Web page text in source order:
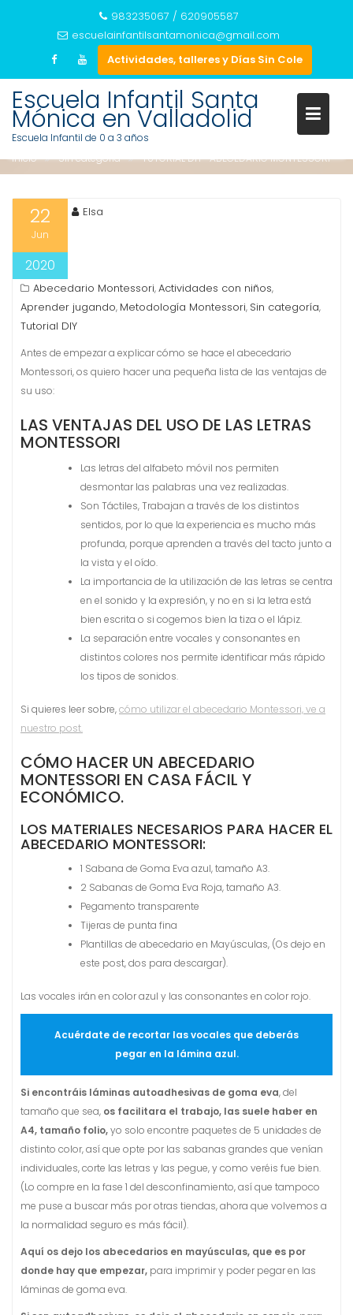
contenido
983235067 / 620905587
escuelainfantilsantamonica@gmail.com
Actividades, talleres y Días Sin Cole
Escuela Infantil Santa
Mónica en Valladolid
Escuela Infantil de 0 a 3 años
TUTORIAL DIY- ABECEDARIO
MONTESSORI
Inicio Sin categoría TUTORIAL DIY- ABECEDARIO MONTESSORI
22
Jun
2020
Elsa
Abecedario Montessori,Actividades con niños,
Aprender jugando, Metodología Montessori, Sin categoría,
Tutorial DIY
Antes de empezar a explicar cómo se hace el abecedario
Montessori, os quiero hacer una pequeña lista de las ventajas de
su uso:
LAS VENTAJAS DEL USO DE LAS LETRAS
MONTESSORI
Las letras del alfabeto móvil nos permiten
desmontar las palabras una vez realizadas.
Son Táctiles, Trabajan a través de los distintos
sentidos, por lo que la experiencia es mucho más
profunda, porque aprenden a través del tacto junto a
la vista y el oído.
La importancia de la utilización de las letras se centra
en el sonido y la expresión, y no en si la letra está
bien escrita o si cogemos bien la tiza o el lápiz.
La separación entre vocales y consonantes en
distintos colores nos permite identificar más rápido
los tipos de sonidos.
Si quieres leer sobre,cómo utilizar el abecedario Montessori, ve a
nuestro post.
CÓMO HACER UN ABECEDARIO
MONTESSORI EN CASA FÁCIL Y
ECONÓMICO.
LOS MATERIALES NECESARIOS PARA HACER EL
ABECEDARIO MONTESSORI:
1 Sabana de Goma Eva azul, tamaño A3.
2 Sabanas de Goma Eva Roja, tamaño A3.
Pegamento transparente
Tijeras de punta fina
Plantillas de abecedario en Mayúsculas, (Os dejo en
este post, dos para descargar).
Las vocales irán en color azul y las consonantes en color rojo.
Acuérdate de recortar las vocales que deberás
pegar en la lámina azul.
Si encontráis láminas autoadhesivas de goma eva, del
tamaño que sea, os facilitara el trabajo, las suele haber en
A4, tamaño folio,yo solo encontre paquetes de 5 unidades de
distinto color, así que opte por las sabanas grandes que venían
individuales, corte las letras y las pegue, y como veréis fue bien.
(Lo compre en la fase 1 del desconfinamiento, así que tampoco
me puse a buscar más por otras tiendas, ahora que volvemos a
la normalidad seguro es más fácil).
Aquí os dejo los abecedarios en mayúsculas, que es por
donde hay que empezar, para imprimir y poder pegar en las
láminas de goma eva.